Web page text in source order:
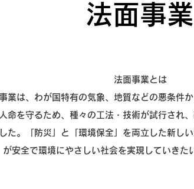
​法面事業
法面事業とは
業は、わが国特有の気象、地質などの悪条件
命を守るため、種々の工法・技術が試行され
た。「防災」と「環境保全」を両立した新し
が安全で環境にやさしい社会を実現していきた